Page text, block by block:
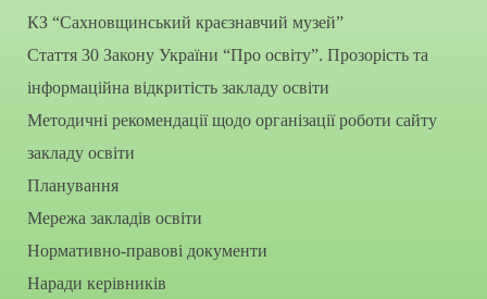
КЗ “Сахновщинський краєзнавчий музей”
Стаття 30 Закону України “Про освіту”. Прозорість та
інформаційна відкритість закладу освіти
Методичні рекомендації щодо організації роботи сайту
закладу освіти
Планування
Мережа закладів освіти
Нормативно-правові документи
Наради керівників